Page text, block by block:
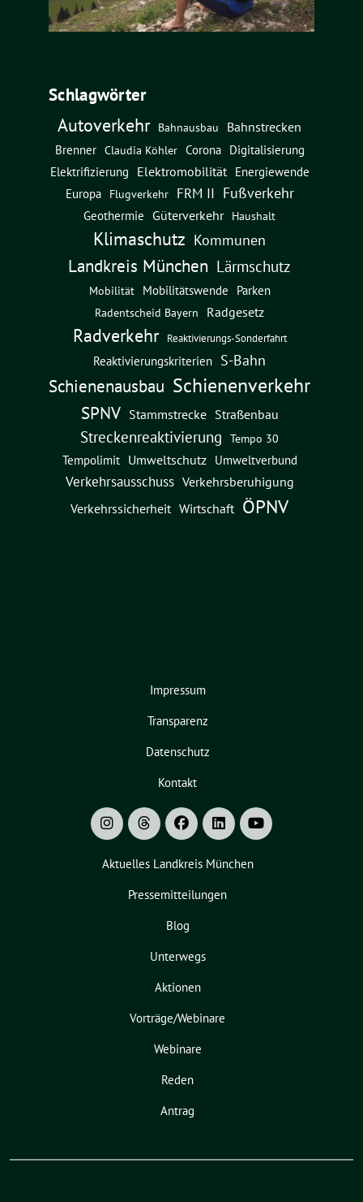
Schlagwörter
Autoverkehr Bahnausbau
Bahnstrecken
Brenner Claudia Köhler Corona
Digitalisierung
Elektrifizierung
Elektromobilität Energiewende
Europa Flugverkehr FRM II Fußverkehr
Geothermie Güterverkehr Haushalt
Klimaschutz Kommunen
Landkreis München Lärmschutz
Mobilität Mobilitätswende Parken
Radentscheid Bayern Radgesetz
Radverkehr Reaktivierungs-Sonderfahrt
Reaktivierungskriterien S-Bahn
Schienenausbau Schienenverkehr
SPNV Stammstrecke Straßenbau
Streckenreaktivierung Tempo 30
Tempolimit Umweltschutz Umweltverbund
Verkehrsausschuss Verkehrsberuhigung
Verkehrssicherheit Wirtschaft ÖPNV
Impressum
Transparenz
Datenschutz
Kontakt
Aktuelles Landkreis München
Pressemitteilungen
Blog
Unterwegs
Aktionen
Vorträge/Webinare
Webinare
Reden
Antrag